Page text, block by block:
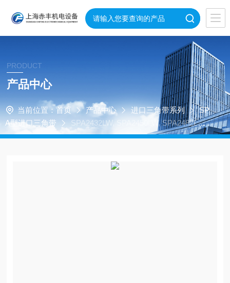
PRODUCT
产品中心
当前位置： 首页 产品中心 进口三角带系列
SP
A型进口三角带
SPA2432LW, SPA2450LW, SPA2482LW
空调机皮带